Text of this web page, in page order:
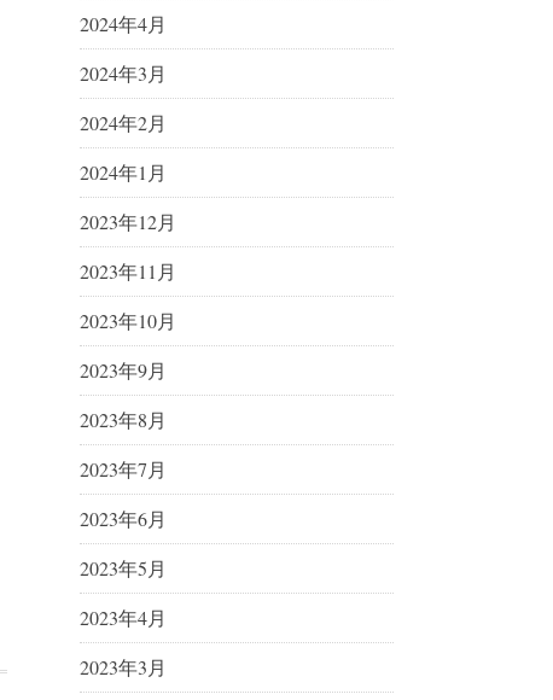
2024年4月
2024年3月
2024年2月
2024年1月
2023年12月
2023年11月
2023年10月
2023年9月
2023年8月
2023年7月
2023年6月
2023年5月
2023年4月
2023年3月